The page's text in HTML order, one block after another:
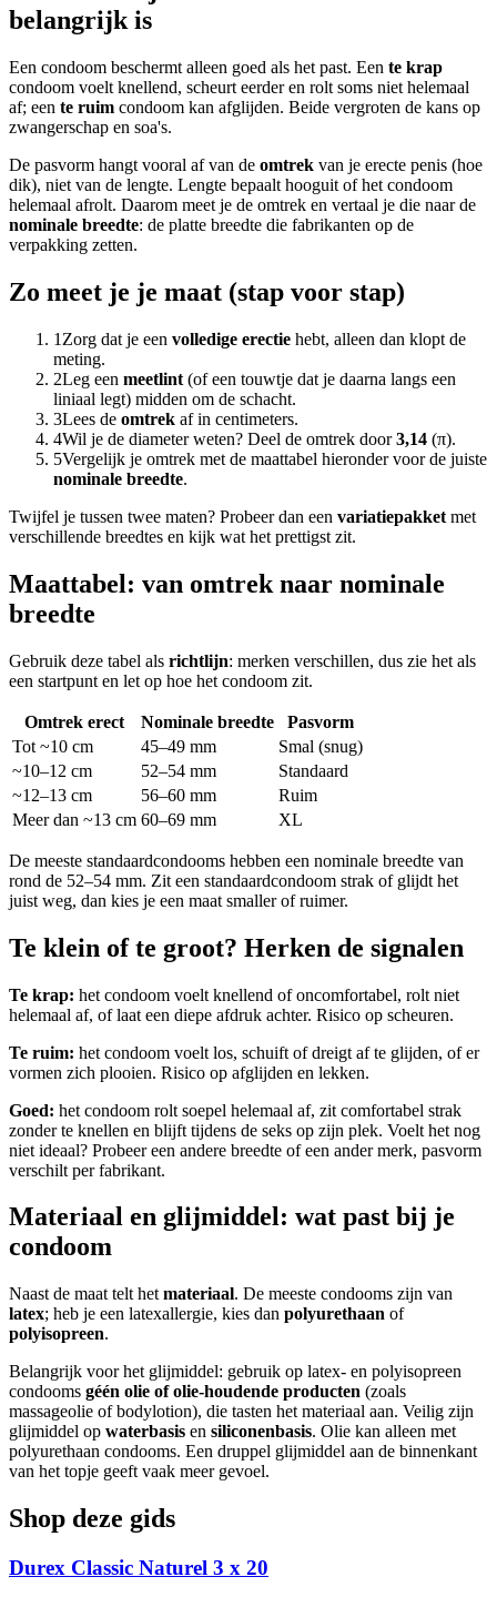
belangrijk is
Een condoom beschermt alleen goed als het past. Een te krap
condoom voelt knellend, scheurt eerder en rolt soms niet helemaal
af; een te ruim condoom kan afglijden. Beide vergroten de kans op
zwangerschap en soa's.
De pasvorm hangt vooral af van de omtrek van je erecte penis (hoe
dik), niet van de lengte. Lengte bepaalt hooguit of het condoom
helemaal afrolt. Daarom meet je de omtrek en vertaal je die naar de
nominale breedte: de platte breedte die fabrikanten op de
verpakking zetten.
Zo meet je je maat (stap voor stap)
1 Zorg dat je een volledige erectie hebt, alleen dan klopt de
meting.
2Leg een meetlint (of een touwtje dat je daarna langs een
liniaal legt) midden om de schacht.
3Lees de omtrek af in centimeters.
4Wil je de diameter weten? Deel de omtrek door3,14 (π).
5Vergelijk je omtrek met de maattabel hieronder voor de juiste
nominale breedte.
Twijfel je tussen twee maten? Probeer dan een variatiepakket met
verschillende breedtes en kijk wat het prettigst zit.
Maattabel: van omtrek naar nominale
breedte
Gebruik deze tabel als richtlijn: merken verschillen, dus zie het als
een startpunt en let op hoe het condoom zit.
Omtrek erect Nominale breedte
Pasvorm
Tot ~10 cm
45–49 mm
Smal (snug)
~10–12 cm
52–54 mm
Standaard
~12–13 cm
56–60 mm
Ruim
Meer dan ~13 cm 60–69 mm XL
De meeste standaardcondooms hebben een nominale breedte van
rond de 52–54 mm. Zit een standaardcondoom strak of glijdt het
juist weg, dan kies je een maat smaller of ruimer.
Te klein of te groot? Herken de signalen
Te krap: het condoom voelt knellend of oncomfortabel, rolt niet
helemaal af, of laat een diepe afdruk achter. Risico op scheuren.
Te ruim: het condoom voelt los, schuift of dreigt af te glijden, of er
vormen zich plooien. Risico op afglijden en lekken.
Goed: het condoom rolt soepel helemaal af, zit comfortabel strak
zonder te knellen en blijft tijdens de seks op zijn plek. Voelt het nog
niet ideaal? Probeer een andere breedte of een ander merk, pasvorm
verschilt per fabrikant.
Materiaal en glijmiddel: wat past bij je
condoom
Naast de maat telt het materiaal. De meeste condooms zijn van
latex; heb je een latexallergie, kies dan polyurethaan of
polyisopreen.
Belangrijk voor het glijmiddel: gebruik op latex- en polyisopreen
condooms géén olie of olie-houdende producten (zoals
massageolie of bodylotion), die tasten het materiaal aan. Veilig zijn
glijmiddel op waterbasis en siliconenbasis. Olie kan alleen met
polyurethaan condooms. Een druppel glijmiddel aan de binnenkant
van het topje geeft vaak meer gevoel.
Shop deze gids
Durex Classic Naturel 3 x 20